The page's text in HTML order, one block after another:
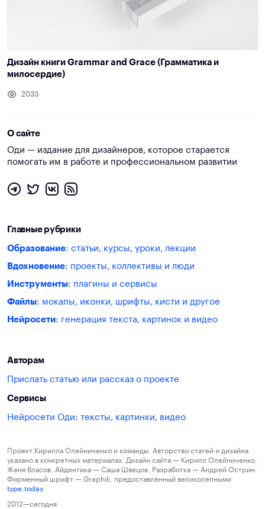
Дизайн книги Grammar and Grace (Грамматика и
милосердие)
2033
О сайте
Оди — издание для дизайнеров, которое старается
помогать им в работе и профессиональном развитии
Главные рубрики
Образование: статьи, курсы, уроки, лекции
Вдохновение: проекты, коллективы и люди
Инструменты: плагины и сервисы
Файлы: мокапы, иконки, шрифты, кисти и другое
Нейросети: генерация текста, картинок и видео
Авторам
Прислать статью или рассказ о проекте
Сервисы
Нейросети Оди: тексты, картинки, видео
Проект Кирилла Олейниченко и команды. Авторство статей и дизайна
указано в конкретных материалах. Дизайн сайта — Кирилл Олейниченко,
Женя Власов. Айдентика — Саша Швецов. Разработка — Андрей Острин.
Фирменный шрифт — Graphik, предоставленный великолепными
type.today.
2012—сегодня